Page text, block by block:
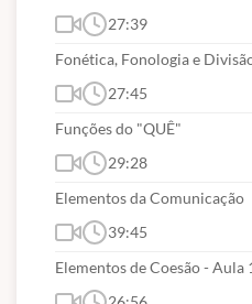
27:39
Fonética, Fonologia e
27:45
Funções do "QUÊ"
29:28
Elementos da Comunicação
39:45
Elementos de Coesão - Aula